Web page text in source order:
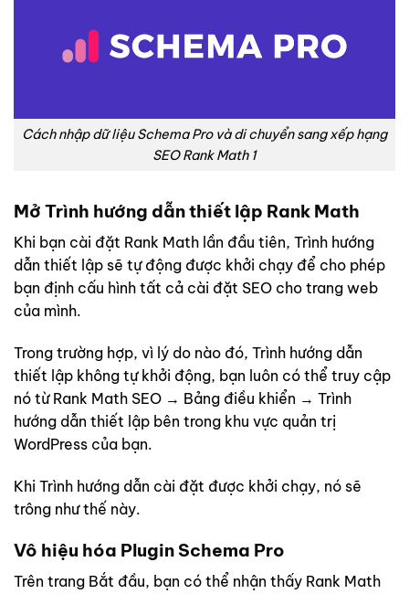
Cách nhập dữ liệu Schema Pro và di chuyển sang xếp hạng
SEO Rank Math 1
Mở Trình hướng dẫn thiết lập Rank Math
Khi bạn cài đặt Rank Math lần đầu tiên, Trình hướng
dẫn thiết lập sẽ tự động được khởi chạy để cho phép
bạn định cấu hình tất cả cài đặt SEO cho trang web
của mình.
Trong trường hợp, vì lý do nào đó, Trình hướng dẫn
thiết lập không tự khởi động, bạn luôn có thể truy cập
nó từ Rank Math SEO → Bảng điều khiển → Trình
hướng dẫn thiết lập bên trong khu vực quản trị
WordPress của bạn.
Khi Trình hướng dẫn cài đặt được khởi chạy, nó sẽ
trông như thế này.
Vô hiệu hóa Plugin Schema Pro
Trên trang Bắt đầu, bạn có thể nhận thấy Rank Math